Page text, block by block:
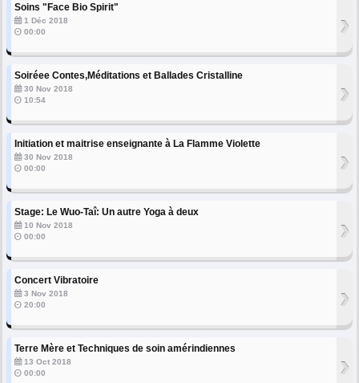
Soins "Face Bio Spirit"
1 Déc 2018
00:00
›
Soiréee Contes,Méditations et Ballades Cristalline
30 Nov 2018
10:54
›
Initiation et maitrise enseignante à La Flamme Violette
30 Nov 2018
00:00
›
Stage: Le Wuo-Taî: Un autre Yoga à deux
10 Nov 2018
00:00
›
Concert Vibratoire
3 Nov 2018
20:00
›
Terre Mère et Techniques de soin amérindiennes
13 Oct 2018
00:00
›